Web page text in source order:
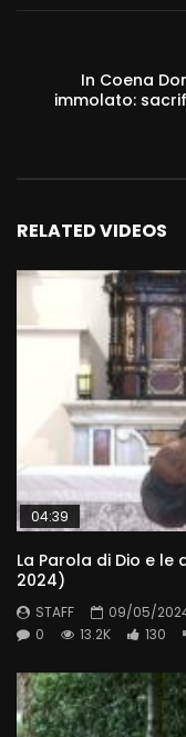
In Coena
immolato:
RELATED VIDEOS
04:39
La Parola di Dio e
2024)
STAFF
09/05/
0
13.2K 130